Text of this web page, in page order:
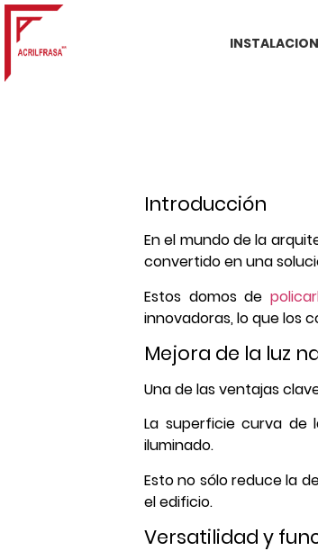
Introducción
En el mundo de la
convertido en una
Estos domos de
innovadoras, lo que los
Mejora de la luz
Una de las ventajas
La superficie curva de
iluminado.
Esto no sólo reduce la
el edificio.
Versatilidad y